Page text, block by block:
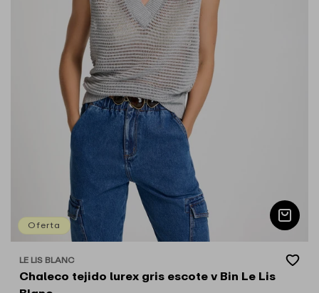
Oferta
Proveedor:
LE LIS BLANC
Add
to
Chaleco tejido lurex gris escote v Bin Le Lis